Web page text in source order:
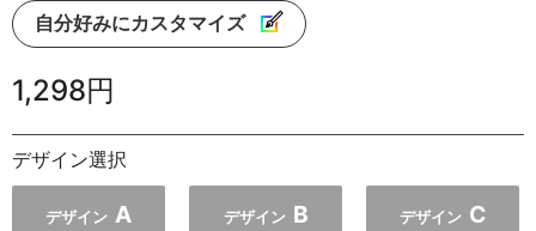
自分好みにカスタマイズ
1,298円
デザイン選択
デザイン A デザイン B デザイン C